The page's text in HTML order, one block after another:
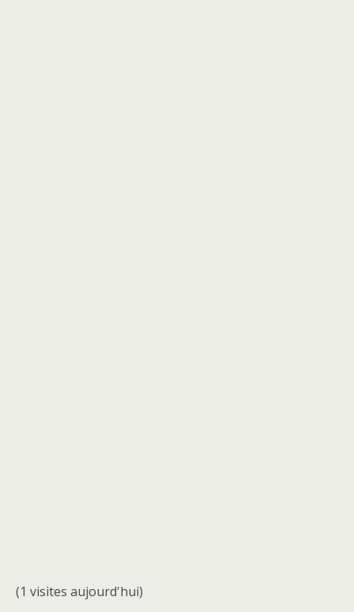
(1 visites aujourd'hui)